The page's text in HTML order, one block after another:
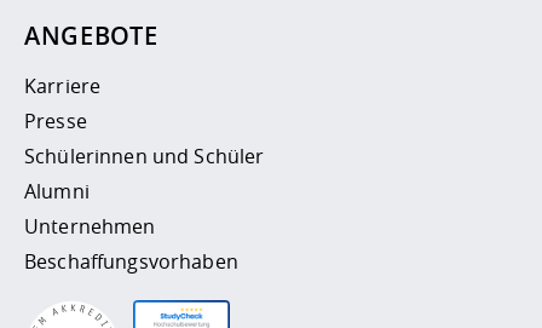
ANGEBOTE
Karriere
Presse
Schülerinnen und Schüler
Alumni
Unternehmen
Beschaffungsvorhaben